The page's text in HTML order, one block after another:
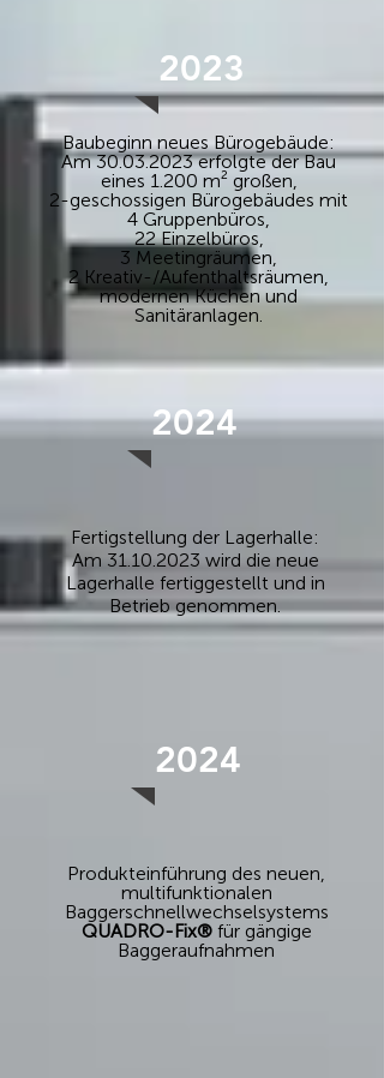
2023
Baubeginn neues Bürogebäude:
Am30.03.2023erfolgte der Bau
eines 1.200 m² großen,
2-geschossigen Bürogebäudes mit
4 Gruppenbüros,
22 Einzelbüros,
3 Meetingräumen,
2 Kreativ-/Aufenthaltsräumen,
modernen Küchen und
Sanitäranlagen.
2024
Fertigstellung der Lagerhalle:
Am 31.10.2023 wird die neue
Lagerhalle fertiggestellt und in
Betrieb genommen.
2024
Produkteinführung des neuen,
multifunktionalen
Baggerschnellwechselsystems
QUADRO-Fix®für gängige
Baggeraufnahmen